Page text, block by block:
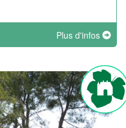
Plus d'infos